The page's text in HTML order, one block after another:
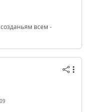
всем -